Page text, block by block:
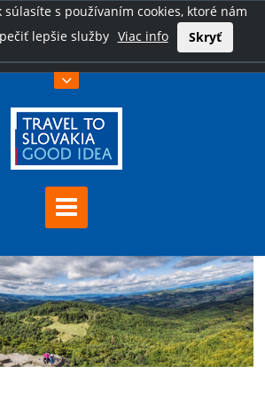
súlasíte s používaním cookies, ktoré nám
lepšie služby Viac info Skryť